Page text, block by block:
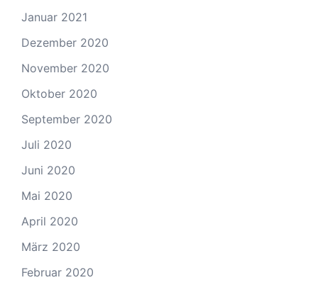
Januar 2021
Dezember 2020
November 2020
Oktober 2020
September 2020
Juli 2020
Juni 2020
Mai 2020
April 2020
März 2020
Februar 2020